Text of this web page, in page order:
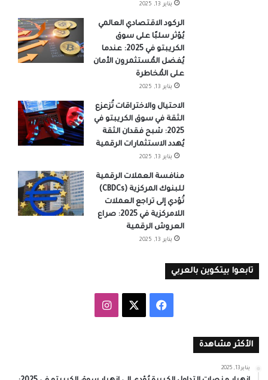
يناير 13, 2025
الركود الاقتصادي العالمي
يُؤثر سلبًا على سوق
الكريبتو في 2025: عندما
يُفضل المُستثمرون الأمان
على المُخاطرة
يناير 13, 2025
الاحتيال والاختراقات تُزعزع
الثقة في سوق الكريبتو في
2025: شبح فقدان الثقة
يُهدد الاستثمارات الرقمية
يناير 13, 2025
منافسة العملات الرقمية
للبنوك المركزية (CBDCs)
تُؤدي إلى تراجع العملات
اللامركزية في 2025: صراع
العروش الرقمية
يناير 13, 2025
تابعوا بيتكوين بالعربي
فيسبوك انستقرام
الأكثر مشاهدة
يناير 13, 2025